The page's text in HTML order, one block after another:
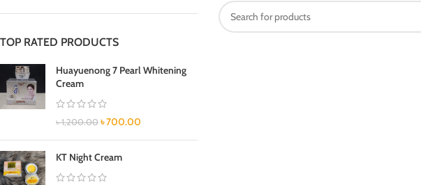
TOP RATED PRODUCTS
Huayuenong 7 Pearl Whitening
Cream
৳1,200.00 ৳700.00
KT Night Cream